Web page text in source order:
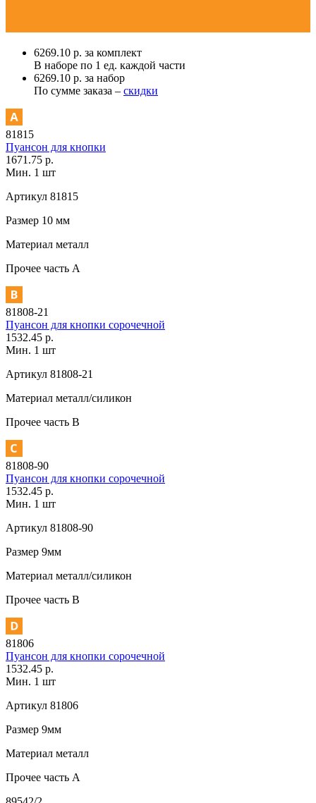
6269.10 р. за комплект
В наборе по 1 ед. каждой части
6269.10 р. за набор
По сумме заказа – скидки
81815
Пуансон для кнопки
1671.75 р.
Мин. 1 шт
Артикул 81815
Размер 10 мм
Материал металл
Прочее часть A
81808-21
Пуансон для кнопки сорочечной
1532.45 р.
Мин. 1 шт
Артикул 81808-21
Материал металл/силикон
Прочее часть В
81808-90
Пуансон для кнопки сорочечной
1532.45 р.
Мин. 1 шт
Артикул 81808-90
Размер 9мм
Материал металл/силикон
Прочее часть В
81806
Пуансон для кнопки сорочечной
1532.45 р.
Мин. 1 шт
Артикул 81806
Размер 9мм
Материал металл
Прочее часть A